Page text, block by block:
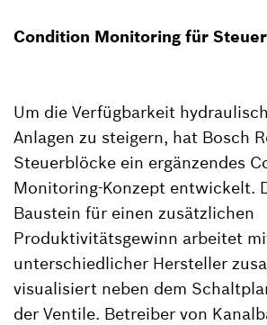
Condition Monitoring für
Um die Verfügbarkeit
Anlagen zu steigern, hat Bosch
Steuerblöcke ein ergänzendes
Monitoring-Konzept entwickelt.
Baustein für einen zusätzlichen
Produktivitätsgewinn arbeitet
unterschiedlicher Hersteller
visualisiert neben dem
der Ventile. Betreiber von